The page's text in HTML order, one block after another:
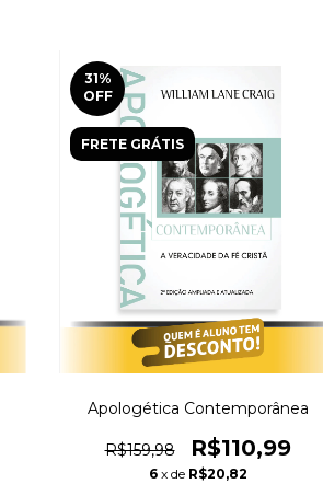
31%
OFF
FRETE GRÁTIS
Apologética Contemporânea
R$159,98 R$110,99
6 x de R$20,82